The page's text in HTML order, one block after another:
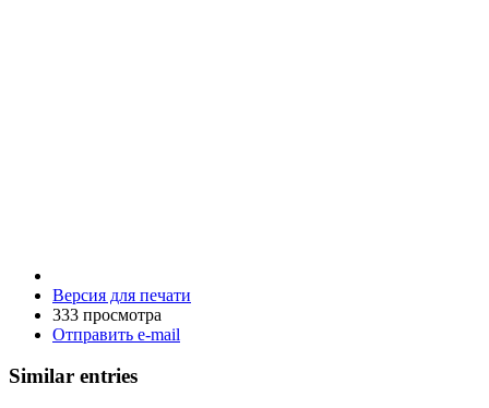
Версия для печати
333 просмотра
Отправить e-mail
Similar entries